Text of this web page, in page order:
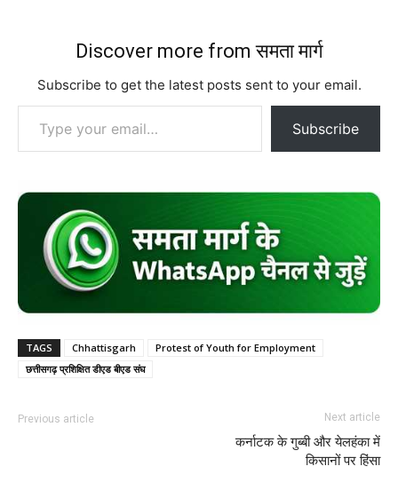
Discover more from समता मार्ग
Subscribe to get the latest posts sent to your email.
Type your email…
Subscribe
TAGS Chhattisgarh
Protest of Youth for Employment
छत्तीसगढ़ प्रशिक्षित डीएड बीएड संघ
Previous article Next article
कर्नाटक के गुब्बी और येलहंका में
किसानों पर हिंसा